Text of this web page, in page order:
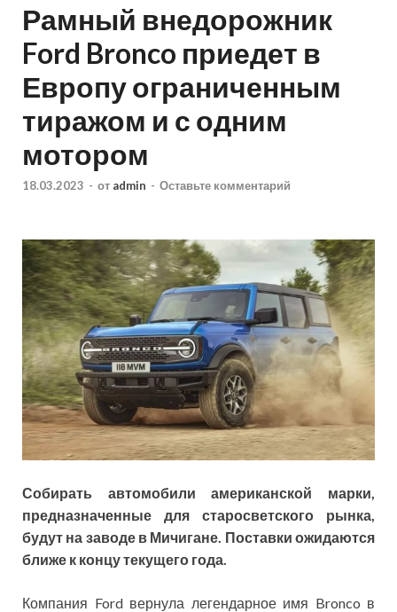
Рамный внедорожник
Ford Bronco приедет в
Европу ограниченным
тиражом и с одним
мотором
18.03.2023 - от admin - Оставьте комментарий
Собирать автомобили американской марки,
предназначенные для старосветского рынка,
будут на заводе в Мичигане. Поставки ожидаются
ближе к концу текущего года.
Компания Ford вернула легендарное имя Bronco в